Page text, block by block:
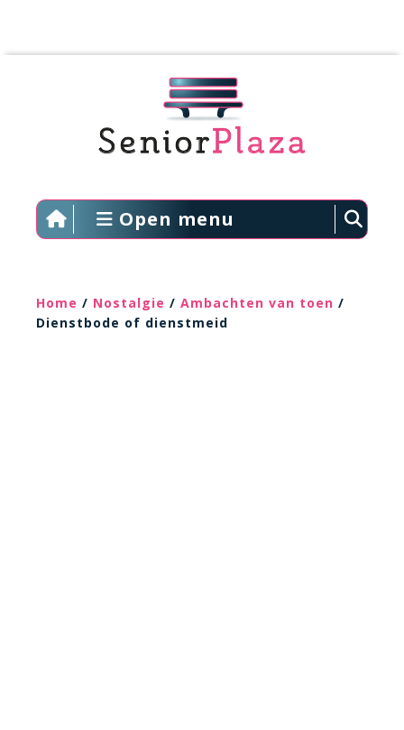
Open menu
Home / Nostalgie / Ambachten van toen /
Dienstbode of dienstmeid